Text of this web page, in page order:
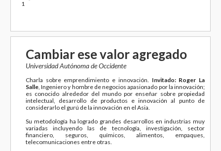
1
Cambiar ese valor agregado
Universidad Autónoma de Occidente
Charla sobre emprendimiento e innovación. Invitado: Roger La
Salle , Ingeniero y hombre de negocios apasionado por la innovación;
es conocido alrededor del mundo por enseñar sobre propiedad
intelectual, desarrollo de productos e innovación al punto de
considerarlo el gurú de la innovación en el Asia.
Su metodología ha logrado grandes desarrollos en industrias muy
variadas incluyendo las de tecnología, investigación, sector
financiero, seguros, químicos, alimentos, empaques,
telecomunicaciones entre otras.